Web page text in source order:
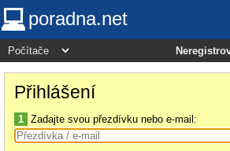
poradna.net
Přihlášení
1 Zadajte svou přezdívku nebo e-mail: